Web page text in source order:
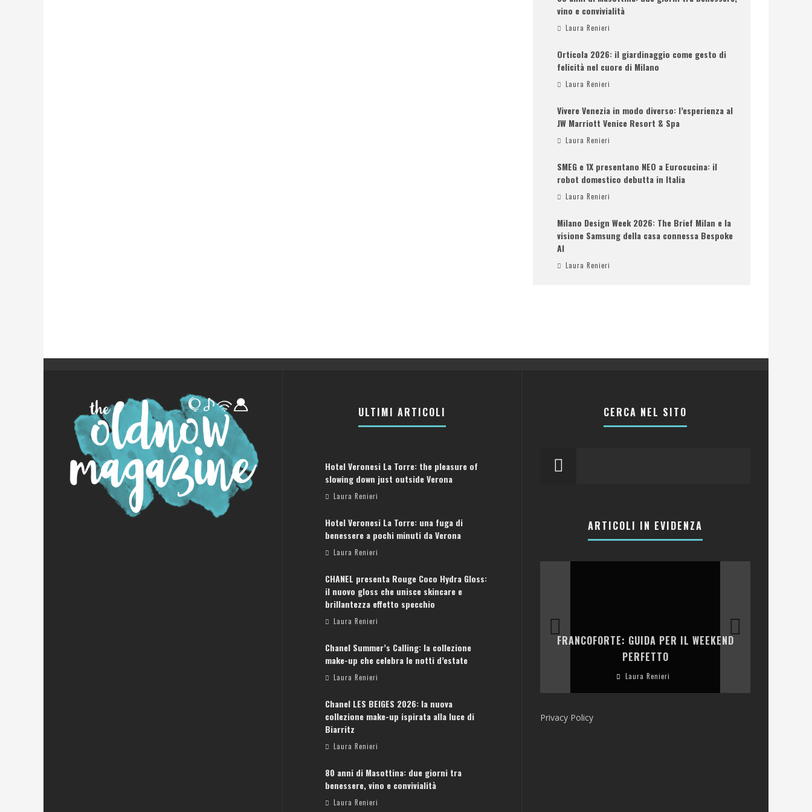
vino e convivialità
Laura Renieri
Orticola 2026: il giardinaggio come gesto di
felicità nel cuore di Milano
Laura Renieri
Vivere Venezia in modo diverso: l’esperienza al
JW Marriott Venice Resort & Spa
Laura Renieri
SMEG e 1X presentano NEO a Eurocucina: il
robot domestico debutta in Italia
Laura Renieri
Milano Design Week 2026: The Brief Milan e la
visione Samsung della casa connessa Bespoke
AI
Laura Renieri
ULTIMI ARTICOLI
Hotel Veronesi La Torre: the pleasure of
slowing down just outside Verona
Laura Renieri
Hotel Veronesi La Torre: una fuga di
benessere a pochi minuti da Verona
Laura Renieri
CHANEL presenta Rouge Coco Hydra Gloss:
il nuovo gloss che unisce skincare e
brillantezza effetto specchio
Laura Renieri
Chanel Summer’s Calling: la collezione
make-up che celebra le notti d’estate
Laura Renieri
Chanel LES BEIGES 2026: la nuova
collezione make-up ispirata alla luce di
Biarritz
Laura Renieri
80 anni di Masottina: due giorni tra
benessere, vino e convivialità
Laura Renieri
CERCA NEL SITO
ARTICOLI IN EVIDENZA
ATENE: GUIDA PER IL WEEKEND PERFETTO
FRANCOFORTE: GUIDA PER IL WEEKEND
PERFETTO
Laura Renieri
Privacy Policy